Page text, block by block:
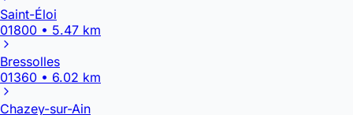
Saint-Éloi
01800 • 5.47 km
Bressolles
01360 • 6.02 km
Chazey-sur-Ain